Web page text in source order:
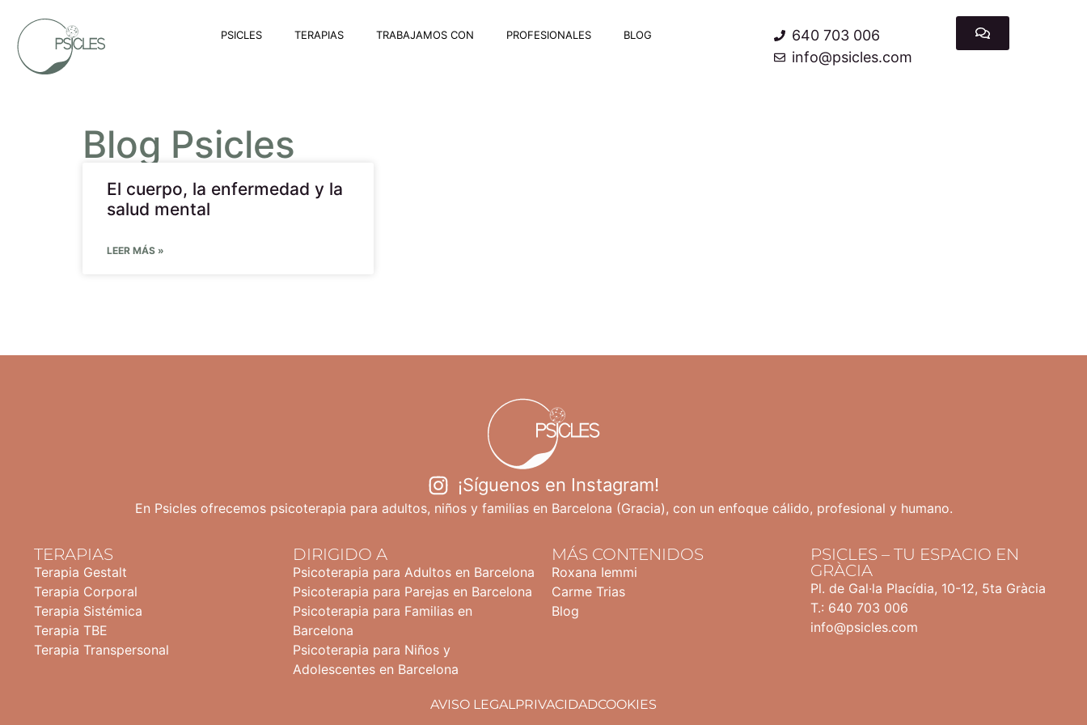
PSICLES TERAPIAS TRABAJAMOS CON PROFESIONALES BLOG
640 703 006
info@psicles.com
Blog Psicles
El cuerpo, la enfermedad y la
salud mental
LEER MÁS »
¡Síguenos en Instagram!
En Psicles ofrecemos psicoterapia para adultos, niños y familias en Barcelona (Gracia), con un enfoque cálido, profesional y humano.
TERAPIAS
Terapia Gestalt
Terapia Corporal
Terapia Sistémica
Terapia TBE
Terapia Transpersonal
DIRIGIDO A
Psicoterapia para Adultos en Barcelona
Psicoterapia para Parejas en Barcelona
Psicoterapia para Familias en
Barcelona
Psicoterapia para Niños y
Adolescentes en Barcelona
MÁS CONTENIDOS
Roxana Iemmi
Carme Trias
Blog
PSICLES – TU ESPACIO EN
GRÀCIA
Pl. de Gal·la Placídia, 10-12, 5ta Gràcia
T.: 640 703 006
info@psicles.com
AVISO LEGALPRIVACIDADCOOKIES